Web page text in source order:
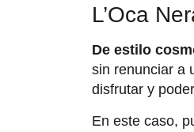
L’Oca
De estilo
sin renunciar a
disfrutar y
En este caso,